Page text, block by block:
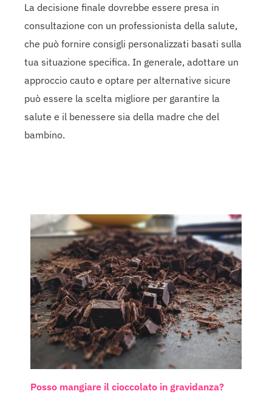
La decisione finale dovrebbe essere presa in
consultazione con un professionista della salute,
che può fornire consigli personalizzati basati sulla
tua situazione specifica. In generale, adottare un
approccio cauto e optare per alternative sicure
può essere la scelta migliore per garantire la
salute e il benessere sia della madre che del
bambino.
Posso mangiare il cioccolato in gravidanza?